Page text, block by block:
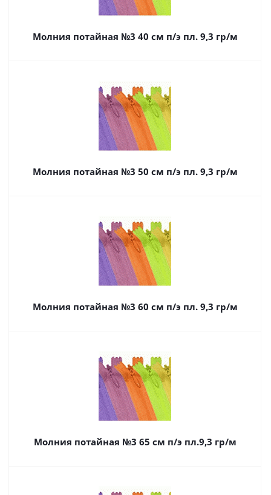
Молния потайная №3 40 см п/э пл. 9,3 гр/м
Молния потайная №3 50 см п/э пл. 9,3 гр/м
Молния потайная №3 60 см п/э пл. 9,3 гр/м
Молния потайная №3 65 см п/э пл.9,3 гр/м